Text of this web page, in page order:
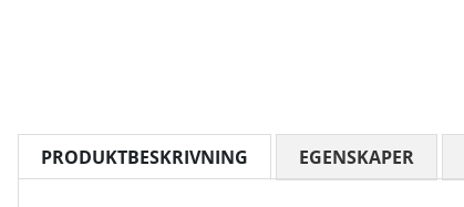
PRODUKTBESKRIVNING EGENSKAPER